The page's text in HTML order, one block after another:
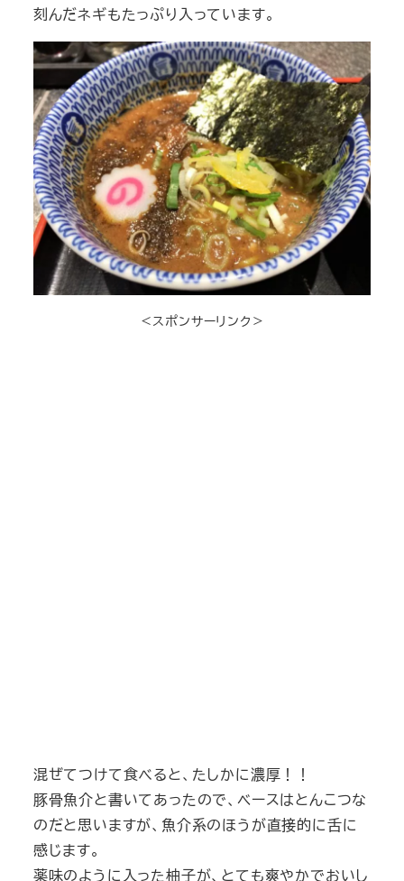
刻んだネギもたっぷり入っています。
＜スポンサーリンク＞
混ぜてつけて食べると、たしかに濃厚！！
豚骨魚介と書いてあったので、ベースはとんこつな
のだと思いますが、魚介系のほうが直接的に舌に
感じます。
薬味のように入った柚子が、とても爽やかでおいし